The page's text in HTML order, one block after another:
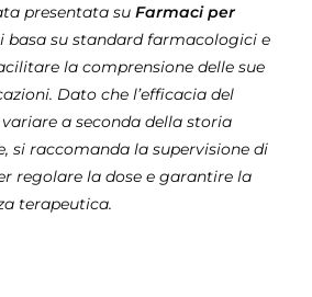
presentata suFarmaci per
basa su standard farmacologici e
la comprensione delle sue
Dato che l’efficacia del
a seconda della storia
si raccomanda la supervisione di
regolare la dose e garantire la
terapeutica.